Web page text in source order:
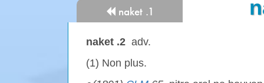
naket .1
naket .2 adv.
(1) Non plus.